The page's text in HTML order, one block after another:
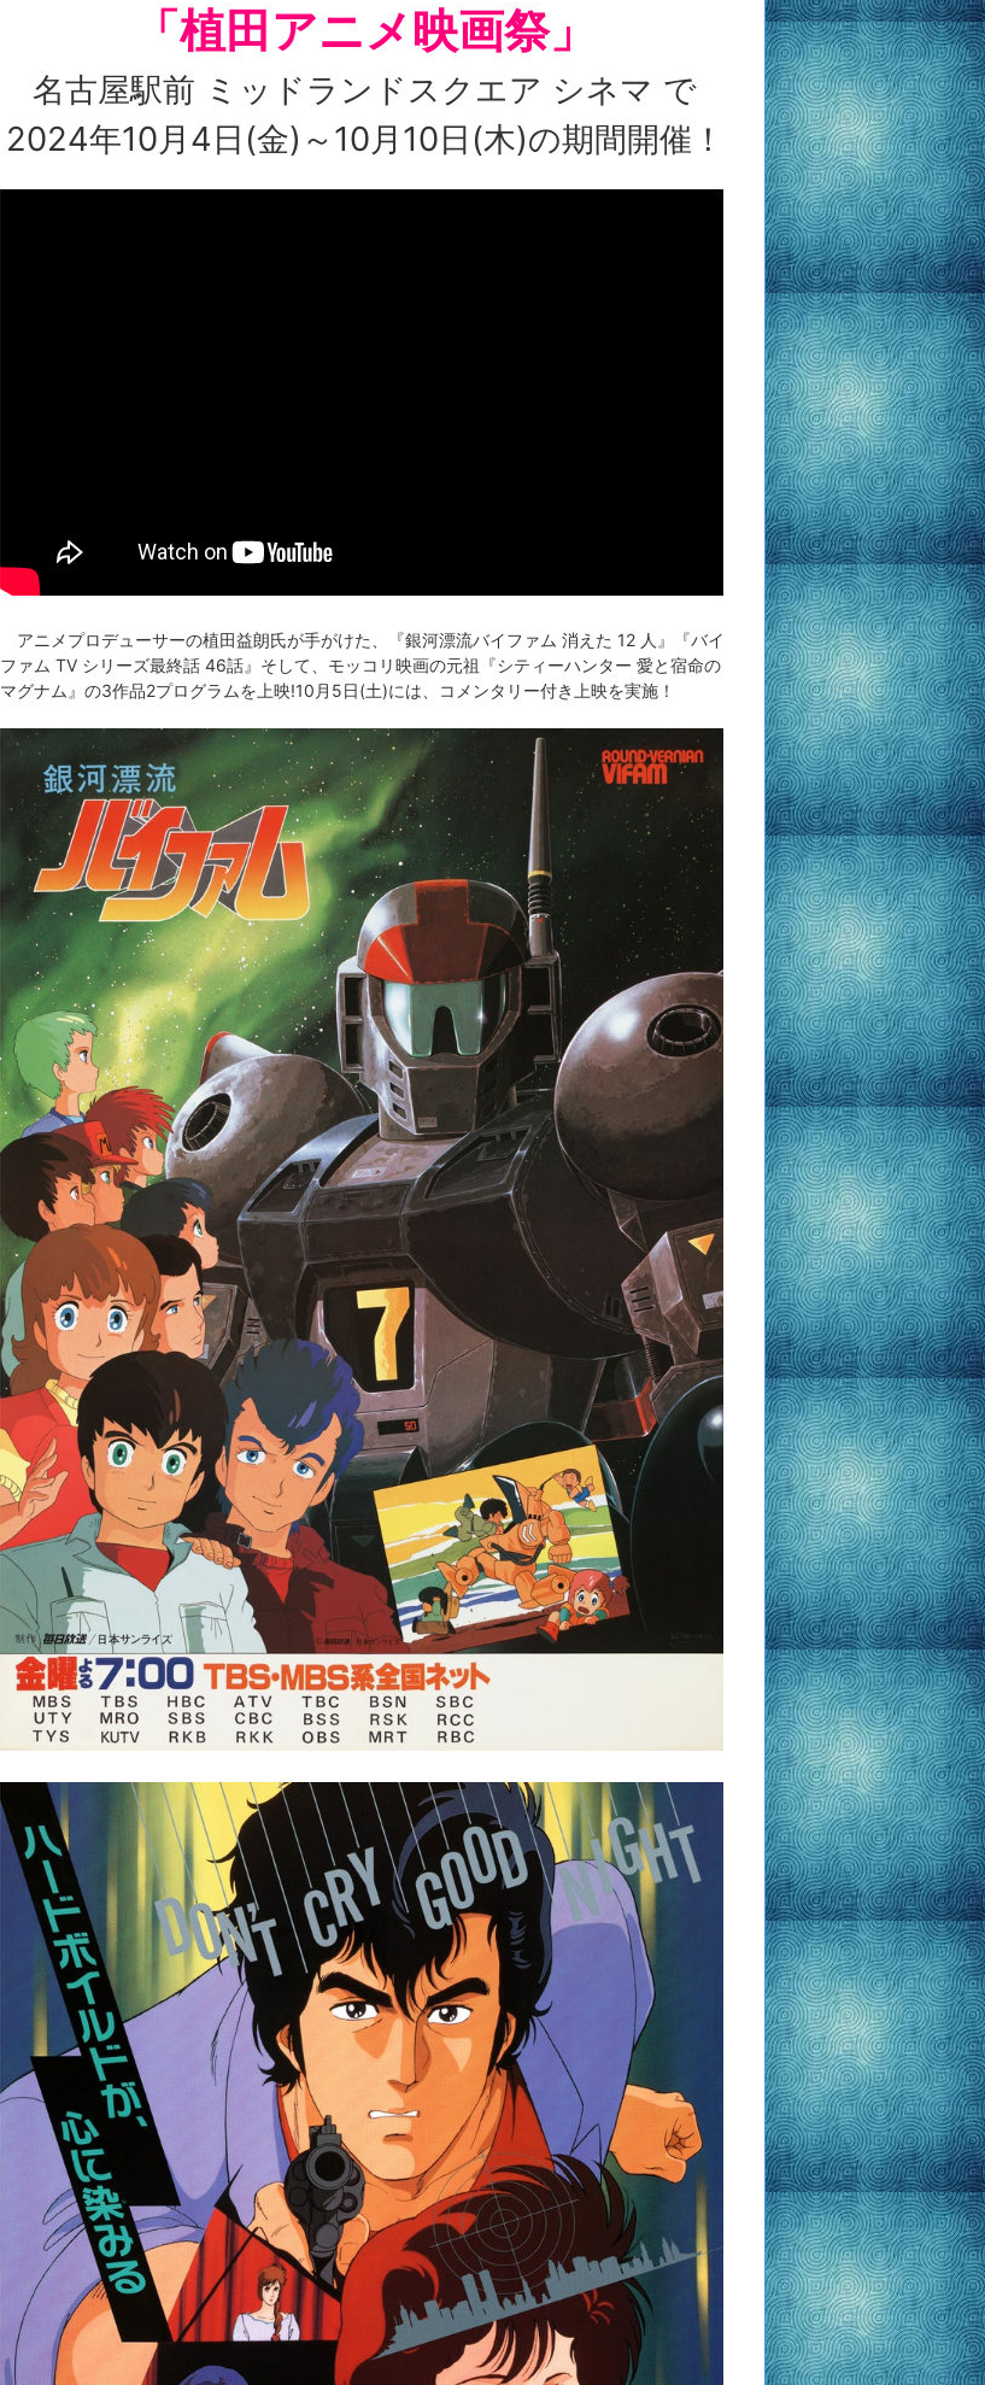
「植田アニメ映画祭」
名古屋駅前 ミッドランドスクエア シネマ で
2024年10月4日(金)～10月10日(木)の期間開催！
アニメプロデューサーの植田益朗氏が手がけた、『銀河漂流バイファム 消えた 12 人』『バイ
ファム TV シリーズ最終話 46話』そして、モッコリ映画の元祖『シティーハンター 愛と宿命の
マグナム』の3作品2プログラムを上映!10月5日(土)には、コメンタリー付き上映を実施！